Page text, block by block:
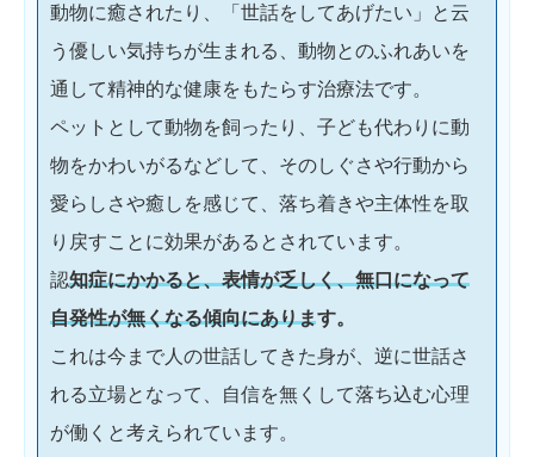
動物に癒されたり、「世話をしてあげたい」と云
う優しい気持ちが生まれる、動物とのふれあいを
通して精神的な健康をもたらす治療法です。
ペットとして動物を飼ったり、子ども代わりに動
物をかわいがるなどして、そのしぐさや行動から
愛らしさや癒しを感じて、落ち着きや主体性を取
り戻すことに効果があるとされています。
認知症にかかると、表情が乏しく、無口になって
自発性が無くなる傾向にあります。
これは今まで人の世話してきた身が、逆に世話さ
れる立場となって、自信を無くして落ち込む心理
が働くと考えられています。